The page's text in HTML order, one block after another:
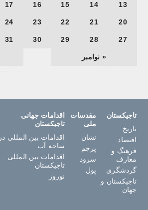
« نوامبر
13
14
15
16
17
20
21
22
23
24
27
28
29
30
31
تاجیکستان
تاریخ
اقتصاد
فرهنگ و
معارف
گردشگری
تاجیکستان و
جهان
مقدسات
ملی
نشان
پرچم
سرود
پول
اقدامات جهانی
تاجیکستان
اقدامات بین المللی در
ساحه آب
اقدامات بین المللی
تاجیکستان
نوروز